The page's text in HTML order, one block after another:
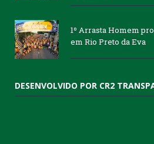
1º Arrasta Homem
em Rio Preto da Eva
DESENVOLVIDO POR CR2